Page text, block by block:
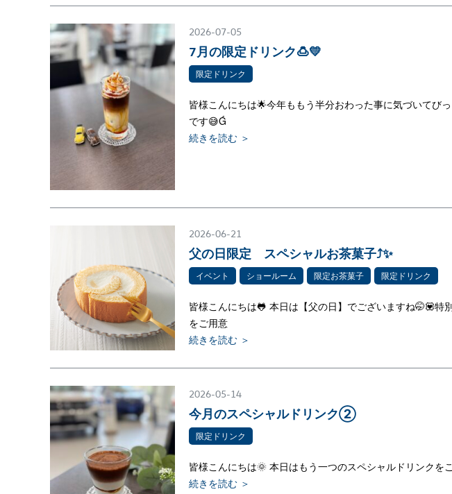
2026-07-05
7月の限定ドリンク🍮💛
限定ドリンク
皆様こんにちは🌟今年ももう半分おわった事に気づいてび
です😅Ǵ
続きを読む ＞
2026-06-21
父の日限定 スペシャルお茶菓子⤴️✨
イベント ショールーム 限定お茶菓子 限定ドリンク
皆様こんにちは🐸 本日は【父の日】でございますね🤭💟特
をご用意
続きを読む ＞
2026-05-14
今月のスペシャルドリンク②
限定ドリンク
皆様こんにちは🌞 本日はもう一つのスペシャルドリンクを
続きを読む ＞